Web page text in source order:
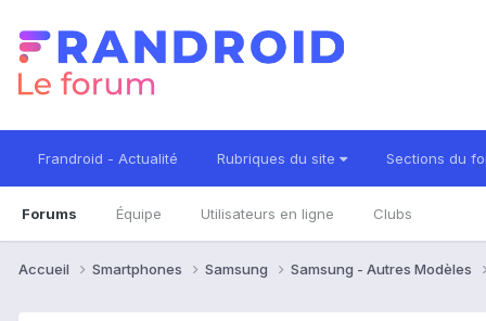
Frandroid - Actualité Rubriques du site Sections du
Forums Équipe Utilisateurs en ligne Clubs
Accueil Smartphones Samsung Samsung - Autres Modèles